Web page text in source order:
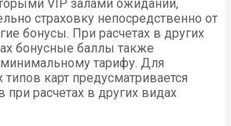
VIP залами ожиданий,
страховку непосредственно от
бонусы. При расчетах в других
бонусные баллы также
минимальному тарифу. Для
типов карт предусматривается
при расчетах в других видах